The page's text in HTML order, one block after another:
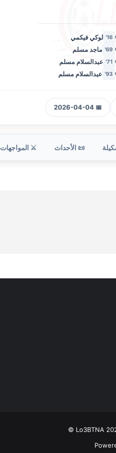
16' لوكي فيكمي
69' ماجد مسلم
71'
عبدالسلام مسلم
93' عبدالسلام مسلم
📅 2026-04-04
📜 الأحداث ⚔️ المواجهات